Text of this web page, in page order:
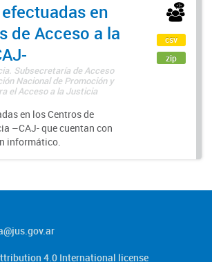
en
de Acceso a la
Subsecretaría de Acceso
Nacional de Promoción y
el Acceso a la Justicia
en los Centros de
–CAJ- que cuentan con
informático.
csv
zip
4.0 International license